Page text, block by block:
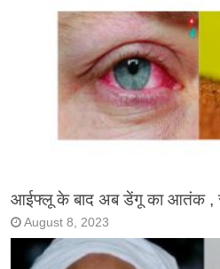
आईफ्लू के बाद अब डेंगू का आतंक ,
August 8, 2023